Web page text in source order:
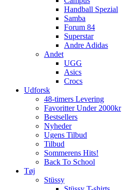
Handball Spezial
Samba
Forum 84
Superstar
Andre Adidas
Andet
UGG
Asics
Crocs
Udforsk
48-timers Levering
Favoritter Under 2000kr
Bestsellers
Nyheder
Ugens Tilbud
Tilbud
Sommerens Hits!
Back To School
Tøj
Stüssy